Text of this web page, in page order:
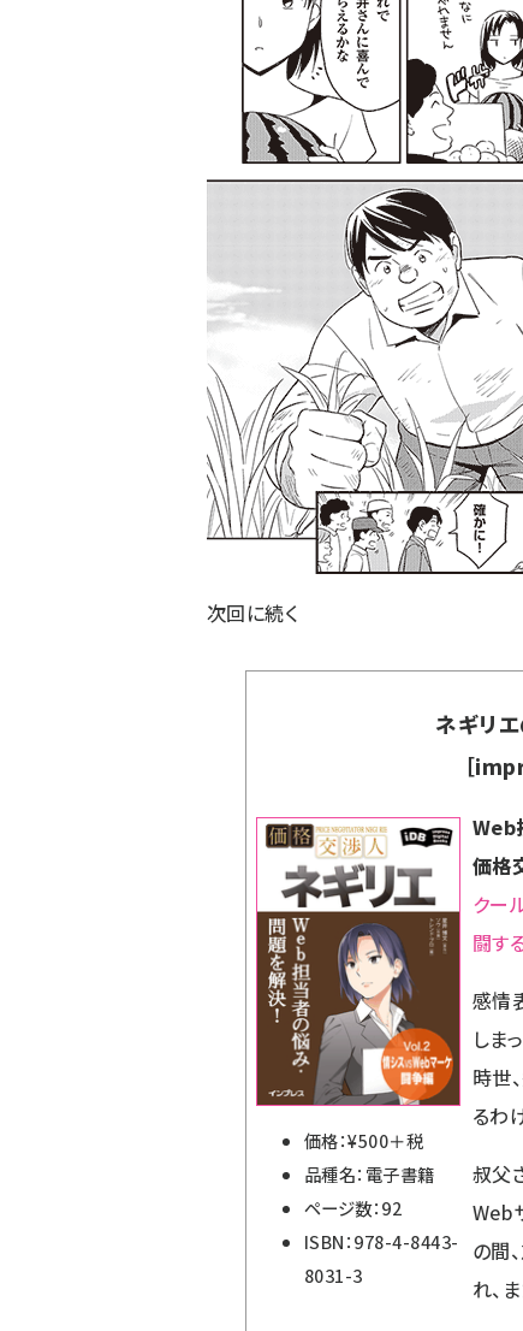
次回に続く
ネギリ
［
価格：¥500＋税
品種名：電子書籍
ページ数：92
ISBN：978-4-8443-
8031-3
Web
価格
クー
闘す
感情
しま
時世
るわ
叔父
Web
の間
れ、